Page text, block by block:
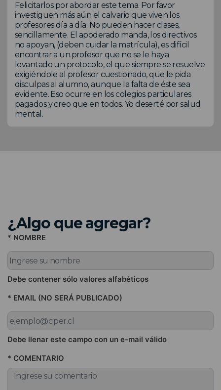
Felicitarlos por abordar este tema. Por favor
investiguen más aún el calvario que viven los
profesores día a día. No pueden hacer clases,
sencillamente. El apoderado manda, los directivos
no apoyan, (deben cuidar la matrícula), es difícil
encontrar a un.profesor que no se le haya
levantado un protocolo, el que siempre se resuelve
exigiéndole al profesor cuestionado, que le pida
disculpas al alumno, aunque la falta de éste sea
evidente. Eso ocurre en los colegios particulares
pagados y creo que en todos. Yo deserté por salud
mental.
¿Algo que agregar?
* NOMBRE
Debe contener sólo valores alfabéticos
* EMAIL (NO SERÁ PUBLICADO)
Debe llenar este campo con un e-mail válido
* COMENTARIO